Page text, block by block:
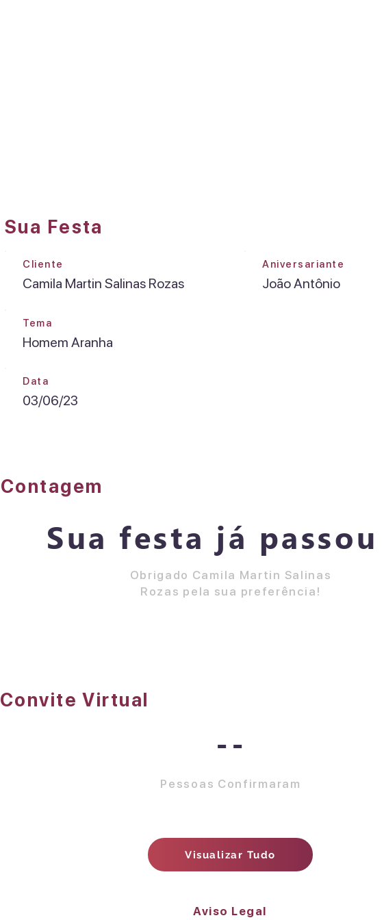
Sua Festa
Cliente
Camila Martin Salinas Rozas
Aniversariante
João Antônio
Tema
Homem Aranha
Data
03/06/23
Contagem
Sua festa já
Obrigado Camila Martin Salinas
Rozas pela sua preferência!
Convite Virtual
--
Pessoas Confirmaram
Visualizar Tudo
Aviso Legal